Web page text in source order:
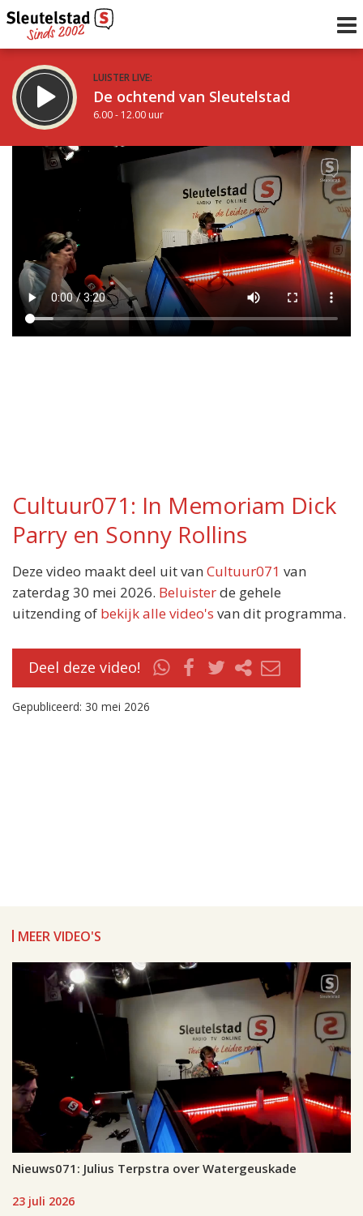
LUISTER LIVE:
De ochtend van Sleutelstad
6.00 - 12.00 uur
STRAKS:
De middag van Sleutelstad
uur 1 van 0 Volgend uur
Inklappen
Cultuur071: In Memoriam Dick
Parry en Sonny Rollins
Deze video maakt deel uit van Cultuur071 van
zaterdag 30 mei 2026. Beluisterde gehele
uitzending of bekijk alle video's van dit programma.
Deel deze video!
Gepubliceerd: 30 mei 2026
MEER VIDEO'S
Nieuws071: Julius Terpstra over Watergeuskade
23 juli 2026